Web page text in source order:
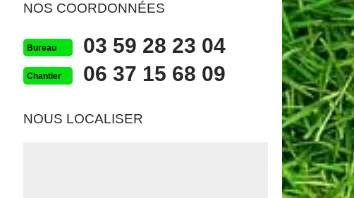
NOS COORDONNÉES
Bureau 03 59 28 23 04
Chantier 06 37 15 68 09
NOUS LOCALISER